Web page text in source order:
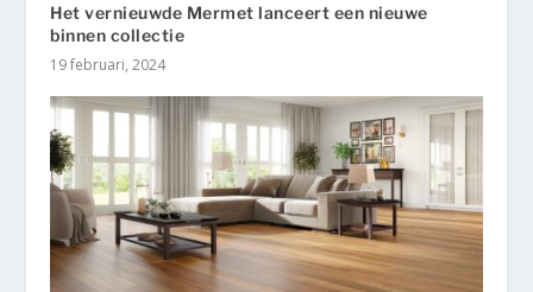
Het vernieuwde Mermet lanceert een nieuwe
binnen collectie
19 februari, 2024